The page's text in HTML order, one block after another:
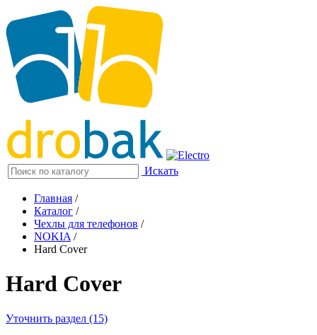
Искать
Главная /
Каталог /
Чехлы для телефонов /
NOKIA /
Hard Cover
Hard Cover
Уточнить раздел (15)